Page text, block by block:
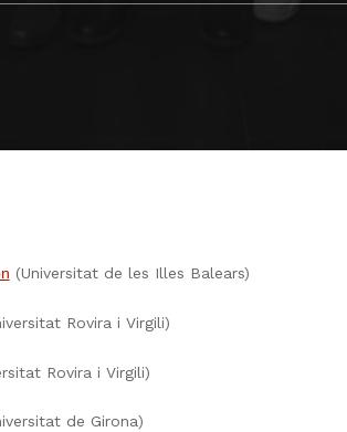
(Universitat de les Illes Balears)
Rovira i Virgili)
Rovira i Virgili)
de Girona)